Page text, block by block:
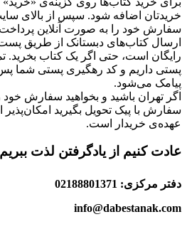
خریدتان اضافه شود. سپس از بالای
سفارش خود را به صورت آنلاین پرداخت
ارسال کتاب‌های دبستانک از طریق پست
رایگان است، حتی اگر یک کتاب بخرید.
پستی داریم و کد رهگیری پستی شما پس
پیامک می‌شود.
اگر تهران باشید و بخواهید سفارش خود
سفارش با پیک تحویل بگیرید
عهده‌ی خریدار است.
عادت کنیم از یادگرفتن لذت ببریم
دفتر مرکزی: 02188801371
info@dabestanak.com